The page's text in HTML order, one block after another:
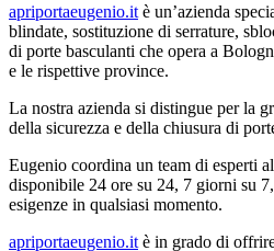
apriportaeugenio.it è un’azienda
blindate, sostituzione di serrature,
di porte basculanti che opera a
e le rispettive province.
La nostra azienda si distingue per la
della sicurezza e della chiusura di
Eugenio coordina un team di esperti
disponibile 24 ore su 24, 7 giorni su
esigenze in qualsiasi momento.
apriportaeugenio.it è in grado di